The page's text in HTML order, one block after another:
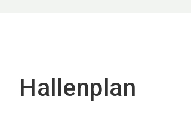
Hallenplan